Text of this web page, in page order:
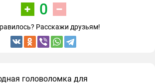
0
Расскажи друзьям!
головоломка для